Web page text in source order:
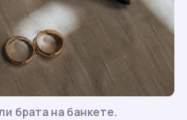
брата на банкете.